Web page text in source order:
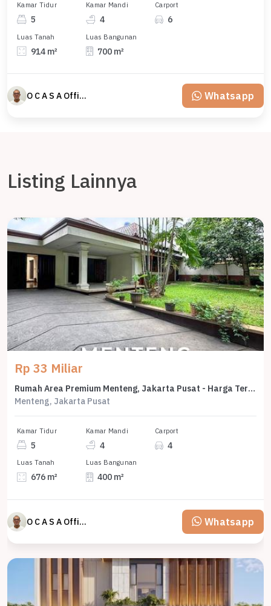
Kamar Tidur
5
Kamar Mandi
4
Carport
6
Luas Tanah
914 m²
Luas Bangunan
700 m²
O C A S A Official property perfected Whatsapp
Listing Lainnya
Rp 33 Miliar
Rumah Area Premium Menteng, Jakarta Pusat - Harga Terbaik 33 Miliar
Menteng, Jakarta Pusat
Kamar Tidur
5
Kamar Mandi
4
Carport
4
Luas Tanah
676 m²
Luas Bangunan
400 m²
O C A S A Official property perfected Whatsapp